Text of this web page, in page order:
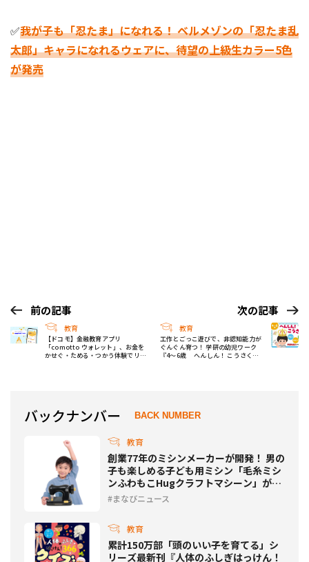
✅我が子も「忍たま」になれる！ ベルメゾンの「忍たま乱
太郎」キャラになれるウェアに、待望の上級生カラー5色
が発売
前の記事
教育
【ドコモ】金融教育アプリ
「comotto ウォレット」、お金を
かせぐ・ためる・つかう体験でリア
次の記事
教育
工作とごっこ遊びで、非認知能力が
ぐんぐん育つ！ 学研の幼児ワーク
『4～6歳 へんしん！ こうさく』
バックナンバー BACK NUMBER
教育
創業77年のミシンメーカーが開発！ 男の
子も楽しめる子ども用ミシン「毛糸ミシ
ンふわもこHugクラフトマシーン」が10
月上旬に発売
まなびニュース
教育
累計150万部「頭のいい子を育てる」シ
リーズ最新刊『人体のふしぎはっけん！